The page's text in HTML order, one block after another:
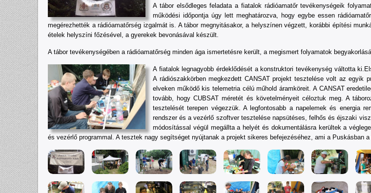
A tábor elsődleges feladata a fiatalok rádióamatőr tevékenységeik
működési időpontja úgy lett meghatározva, hogy egybe essen
megérezhették a rádióamatőrség izgalmát is. A tábor megnyitásakor, a helyszínen végzett, korábbi építési
ételek helyszíni főzésével, a gyerekek bevonásával készült.
A tábor tevékenységében a rádióamatőrség minden ága ismertetésre került, a megismert folyamatok
A fiatalok legnagyobb érdeklődését a konstruktori tevékenység váltotta
A rádiószakkörben megkezdett CANSAT projekt tesztelése volt az egyik
elveken működő kis telemetria célú műhold áramköreit. A CANSAT
tovább, hogy CUBSAT méretét és követelményeit céloztuk meg. A
tesztelését terepen végezzük. A legfontosabb a napelemek és energia
rendszer és a vezérlő szoftver tesztelése napsütéses, felhős és éjszaki
módosítással végül megállta a helyét és dokumentálásra kerültek a
és vezérlő programmal. A tesztek nagy segítséget nyújtanak a projekt sikeres befejezéséhez, ami a Puskásban